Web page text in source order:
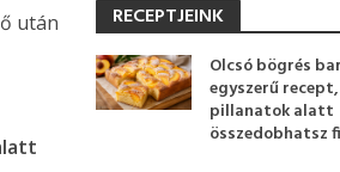
után
RECEPTJEINK
Olcsó bögrés
egyszerű
pillanatok alatt
összedobhatsz